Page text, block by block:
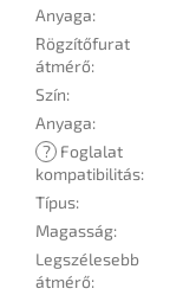
Anyaga:
Rögzítőfurat
átmérő:
Szín:
Anyaga:
? Foglalat
kompatibilitás:
Típus:
Magasság:
Legszélesebb
átmérő: